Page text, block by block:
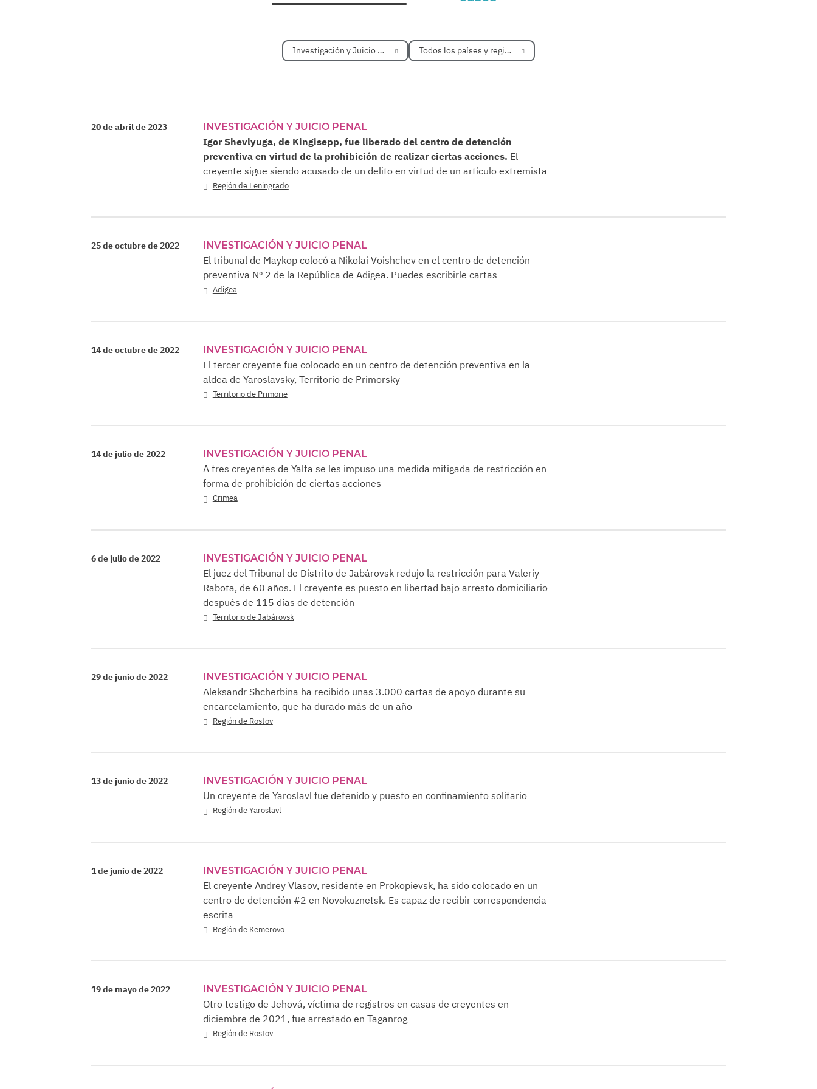
Investigación y Juicio Penal Todos los países y regiones
20 de abril de 2023 INVESTIGACIÓN Y JUICIO PENAL
Igor Shevlyuga, de Kingisepp, fue liberado del centro de detención
preventiva en virtud de la prohibición de realizar ciertas acciones. El
creyente sigue siendo acusado de un delito en virtud de un artículo extremista
Región de Leningrado
25 de octubre de 2022 INVESTIGACIÓN Y JUICIO PENAL
El tribunal de Maykop colocó a Nikolai Voishchev en el centro de detención
preventiva Nº 2 de la República de Adigea. Puedes escribirle cartas
Adigea
14 de octubre de 2022 INVESTIGACIÓN Y JUICIO PENAL
El tercer creyente fue colocado en un centro de detención preventiva en la
aldea de Yaroslavsky, Territorio de Primorsky
Territorio de Primorie
14 de julio de 2022 INVESTIGACIÓN Y JUICIO PENAL
A tres creyentes de Yalta se les impuso una medida mitigada de restricción en
forma de prohibición de ciertas acciones
Crimea
6 de julio de 2022 INVESTIGACIÓN Y JUICIO PENAL
El juez del Tribunal de Distrito de Jabárovsk redujo la restricción para Valeriy
Rabota, de 60 años. El creyente es puesto en libertad bajo arresto domiciliario
después de 115 días de detención
Territorio de Jabárovsk
29 de junio de 2022 INVESTIGACIÓN Y JUICIO PENAL
Aleksandr Shcherbina ha recibido unas 3.000 cartas de apoyo durante su
encarcelamiento, que ha durado más de un año
Región de Rostov
13 de junio de 2022 INVESTIGACIÓN Y JUICIO PENAL
Un creyente de Yaroslavl fue detenido y puesto en confinamiento solitario
Región de Yaroslavl
1 de junio de 2022 INVESTIGACIÓN Y JUICIO PENAL
El creyente Andrey Vlasov, residente en Prokopievsk, ha sido colocado en un
centro de detención #2 en Novokuznetsk. Es capaz de recibir correspondencia
escrita
Región de Kemerovo
19 de mayo de 2022 INVESTIGACIÓN Y JUICIO PENAL
Otro testigo de Jehová, víctima de registros en casas de creyentes en
diciembre de 2021, fue arrestado en Taganrog
Región de Rostov